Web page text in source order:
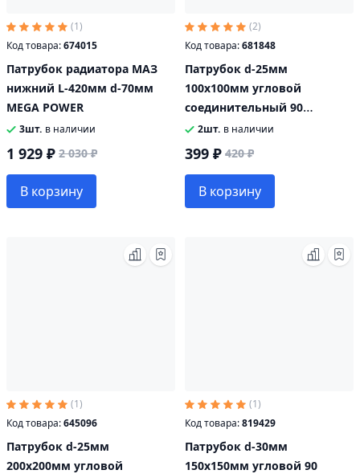
(1)
Код товара:674015
Патрубок радиатора МАЗ
нижний L-420мм d-70мм
MEGA POWER
3шт. в наличии
1 929 ₽ 2 030 ₽
В корзину
(2)
Код товара:681848
Патрубок d-25мм
100х100мм угловой
соединительный 90
градусов синий
2шт. в наличии
399 ₽ 420 ₽
В корзину
(1)
Код товара:645096
Патрубок d-25мм
200х200мм угловой
(1)
Код товара:819429
Патрубок d-30мм
150х150мм угловой 90